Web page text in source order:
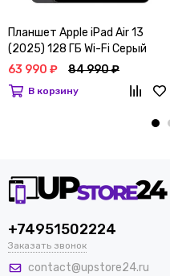
Планшет Apple iPad Air 13
(2025) 128 ГБ Wi-Fi Серый
космос
63 990 ₽ 84 990 ₽
В корзину
+74951502224
Заказать звонок
contact@upstore24.ru